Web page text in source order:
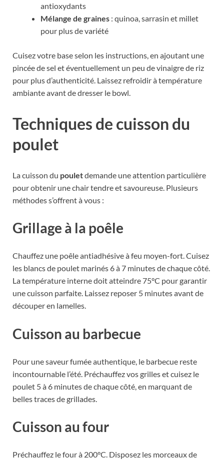
antioxydants
Mélange de graines : quinoa, sarrasin et millet
pour plus de variété
Cuisez votre base selon les instructions, en ajoutant une
pincée de sel et éventuellement un peu de vinaigre de riz
pour plus d’authenticité. Laissez refroidir à température
ambiante avant de dresser le bowl.
Techniques de cuisson du
poulet
La cuisson du pouletdemande une attention particulière
pour obtenir une chair tendre et savoureuse. Plusieurs
méthodes s’offrent à vous :
Grillage à la poêle
Chauffez une poêle antiadhésive à feu moyen-fort. Cuisez
les blancs de poulet marinés 6 à 7 minutes de chaque côté.
La température interne doit atteindre 75°C pour garantir
une cuisson parfaite. Laissez reposer 5 minutes avant de
découper en lamelles.
Cuisson au barbecue
Pour une saveur fumée authentique, le barbecue reste
incontournable l’été. Préchauffez vos grilles et cuisez le
poulet 5 à 6 minutes de chaque côté, en marquant de
belles traces de grillades.
Cuisson au four
Préchauffez le four à 200°C. Disposez les morceaux de